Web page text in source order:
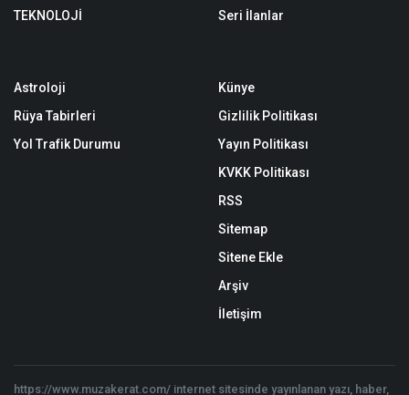
TEKNOLOJİ
Seri İlanlar
Astroloji
Rüya Tabirleri
Yol Trafik Durumu
Künye
Gizlilik Politikası
Yayın Politikası
KVKK Politikası
RSS
Sitemap
Sitene Ekle
Arşiv
İletişim
https://www.muzakerat.com/ internet sitesinde yayınlanan yazı, haber,